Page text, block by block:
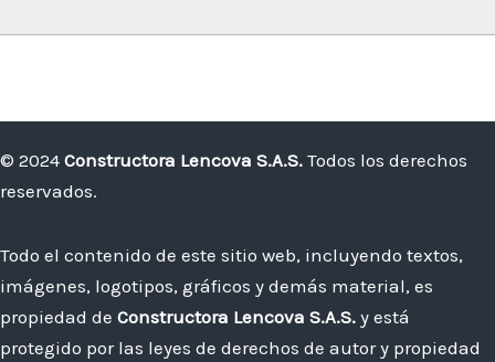
© 2024 Constructora Lencova S.A.S. Todos los derechos
reservados.
Todo el contenido de este sitio web, incluyendo textos,
imágenes, logotipos, gráficos y demás material, es
propiedad de Constructora Lencova S.A.S. y está
protegido por las leyes de derechos de autor y propiedad